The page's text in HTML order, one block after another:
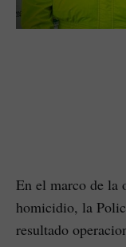
En el marco de la
homicidio, la
resultado